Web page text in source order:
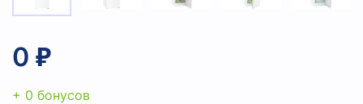
0 ₽
+ 0 бонусов